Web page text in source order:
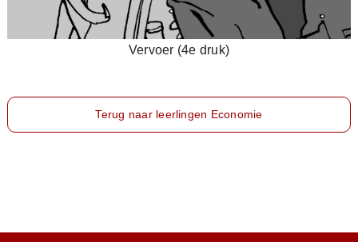
Vervoer (4e druk)
Terug naar leerlingen Economie